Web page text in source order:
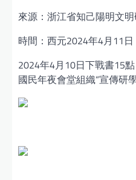
來源：浙江省知己陽明文
時間：西元2024年4月11日
2024年4月10日下戰書15
國民年夜會堂組織“宣傳研